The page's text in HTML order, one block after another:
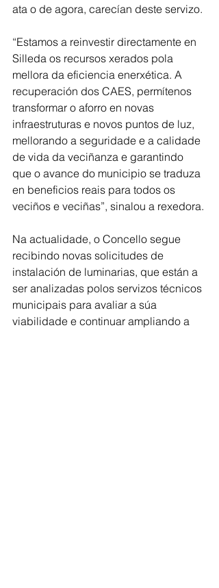
ata o de agora, carecían deste servizo.
“Estamos a reinvestir directamente en
Silleda os recursos xerados pola
mellora da eficiencia enerxética. A
recuperación dos CAES, permítenos
transformar o aforro en novas
infraestruturas e novos puntos de luz,
mellorando a seguridade e a calidade
de vida da veciñanza e garantindo
que o avance do municipio se traduza
en beneficios reais para todos os
veciños e veciñas”, sinalou a rexedora.
Na actualidade, o Concello segue
recibindo novas solicitudes de
instalación de luminarias, que están a
ser analizadas polos servizos técnicos
municipais para avaliar a súa
viabilidade e continuar ampliando a